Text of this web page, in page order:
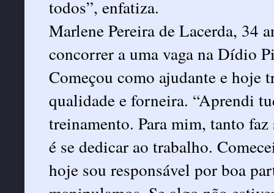
todos”, enfatiza.
Marlene Pereira de Lacerda, 34
concorrer a uma vaga na Dídio
Começou como ajudante e hoje
qualidade e forneira. “Aprendi
treinamento. Para mim, tanto
é se dedicar ao trabalho.
hoje sou responsável por boa